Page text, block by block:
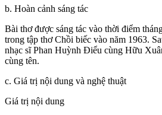
b. Hoàn cảnh sáng tác
Bài thơ được sáng tác vào thời điểm
trong tập thơ Chồi biếc vào năm 1963.
nhạc sĩ Phan Huỳnh Điểu cùng Hữu
cùng tên.
c. Giá trị nội dung và nghệ thuật
Giá trị nội dung